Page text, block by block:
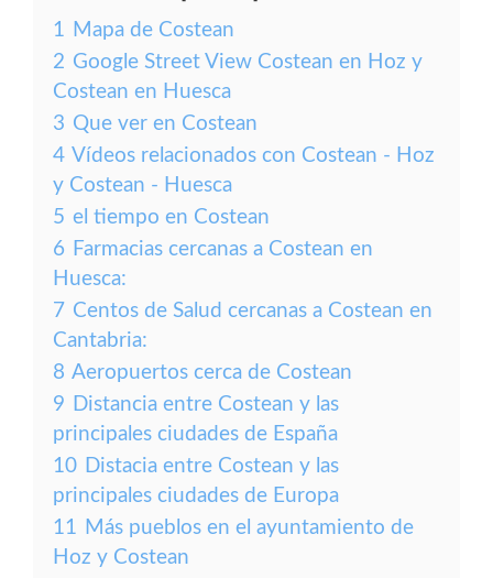
1 Mapa de Costean
2 Google Street View Costean en Hoz y
Costean en Huesca
3 Que ver en Costean
4 Vídeos relacionados con Costean - Hoz
y Costean - Huesca
5 el tiempo en Costean
6 Farmacias cercanas a Costean en
Huesca:
7 Centos de Salud cercanas a Costean en
Cantabria:
8 Aeropuertos cerca de Costean
9 Distancia entre Costean y las
principales ciudades de España
10 Distacia entre Costean y las
principales ciudades de Europa
11 Más pueblos en el ayuntamiento de
Hoz y Costean